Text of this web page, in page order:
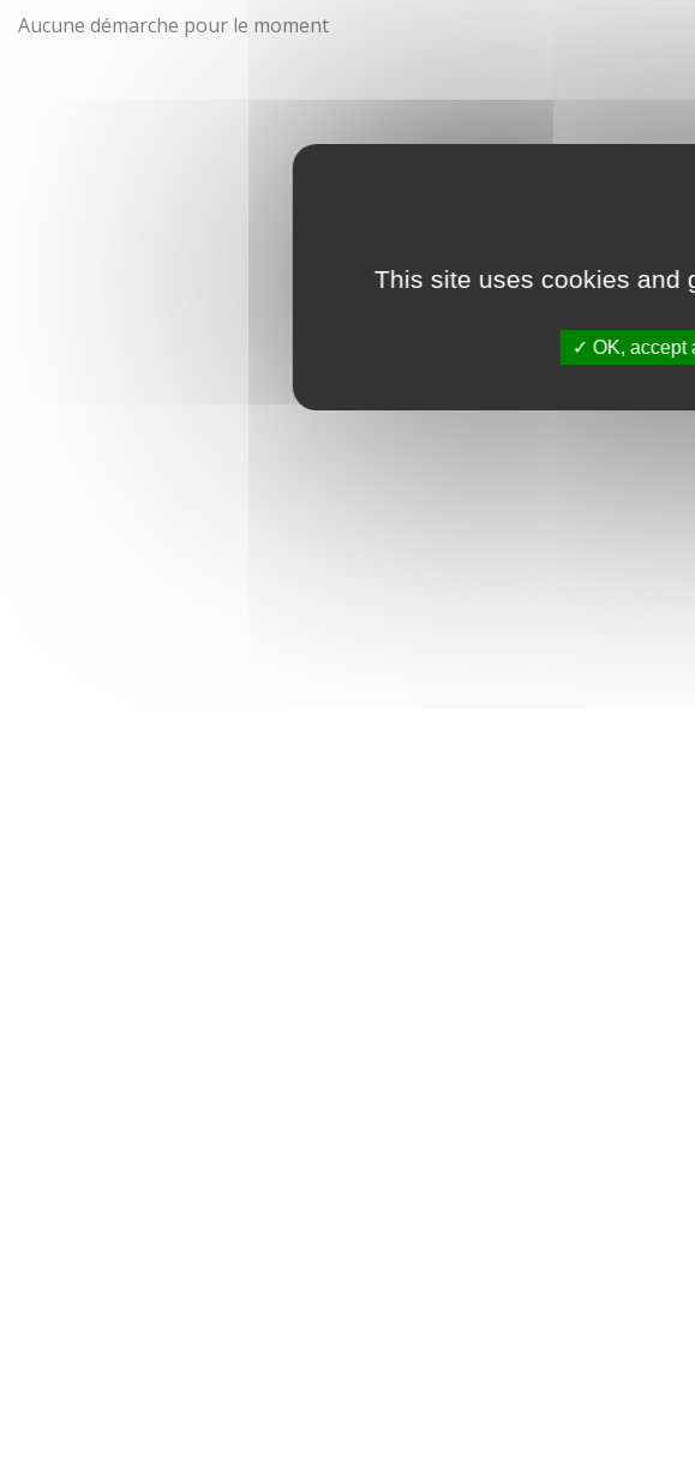
This site uses cookies and
OK, accept
Aucune démarche pour le moment